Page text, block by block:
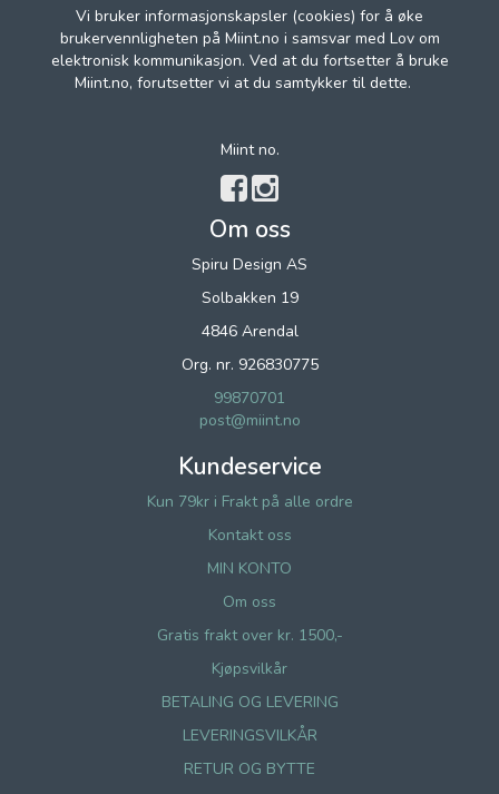
Vi bruker informasjonskapsler (cookies) for å øke
brukervennligheten på Miint.no i samsvar med Lov om
elektronisk kommunikasjon. Ved at du fortsetter å bruke
Miint.no, forutsetter vi at du samtykker til dette.
Miint no.
Om oss
Spiru Design AS
Solbakken 19
4846 Arendal
Org. nr. 926830775
99870701
post@miint.no
Kundeservice
Kun 79kr i Frakt på alle ordre
Kontakt oss
MIN KONTO
Om oss
Gratis frakt over kr. 1500,-
Kjøpsvilkår
BETALING OG LEVERING
LEVERINGSVILKÅR
RETUR OG BYTTE